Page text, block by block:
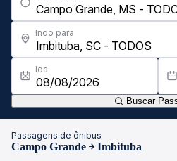
Indo para
Ida
Buscar
Passagens de ônibus
Campo Grande Imbituba